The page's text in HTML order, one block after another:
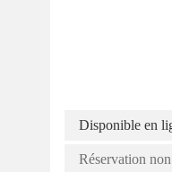
Disponible en
Réservation